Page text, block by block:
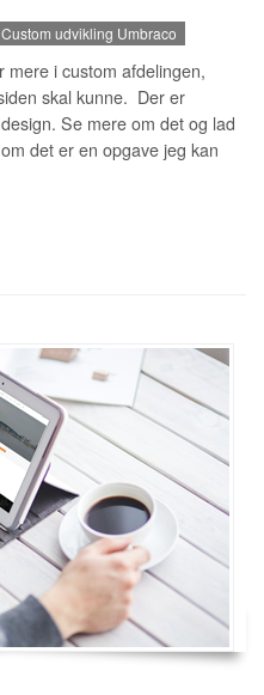
Custom udvikling Umbraco
mere i custom afdelingen,
skal kunne. Der er
Se mere om det og lad
det er en opgave jeg kan